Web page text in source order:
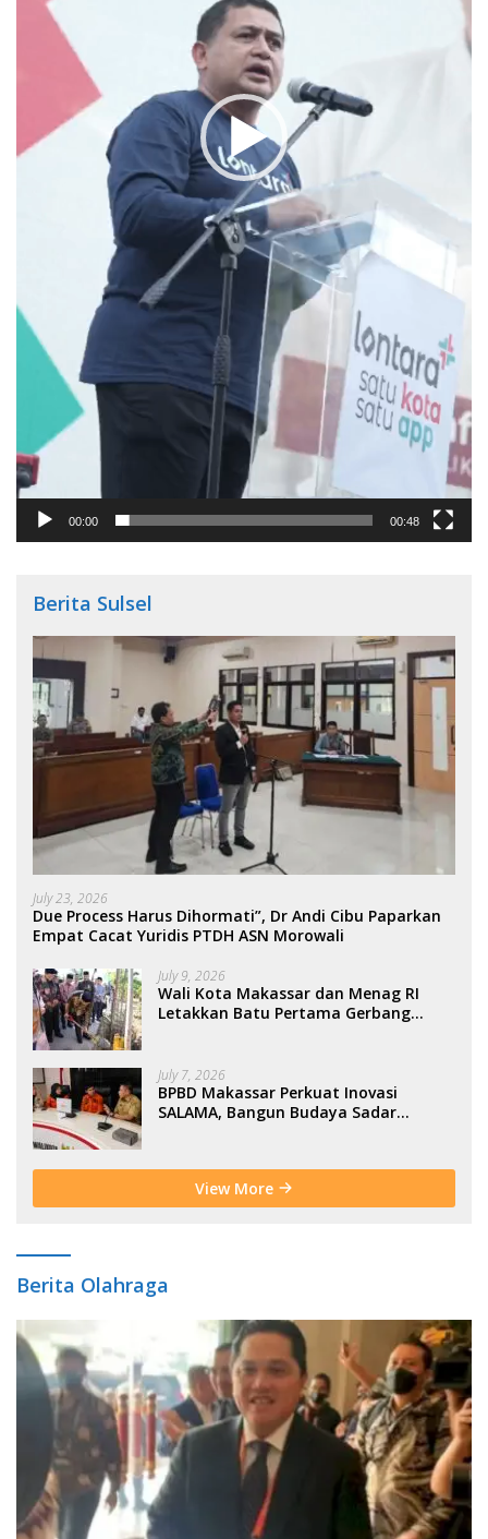
00:00 00:48
Berita Sulsel
July 23, 2026
Due Process Harus Dihormati”, Dr Andi Cibu Paparkan
Empat Cacat Yuridis PTDH ASN Morowali
July 9, 2026
Wali Kota Makassar dan Menag RI
Letakkan Batu Pertama Gerbang
July 7, 2026
BPBD Makassar Perkuat Inovasi
SALAMA, Bangun Budaya Sadar
View More
Berita Olahraga